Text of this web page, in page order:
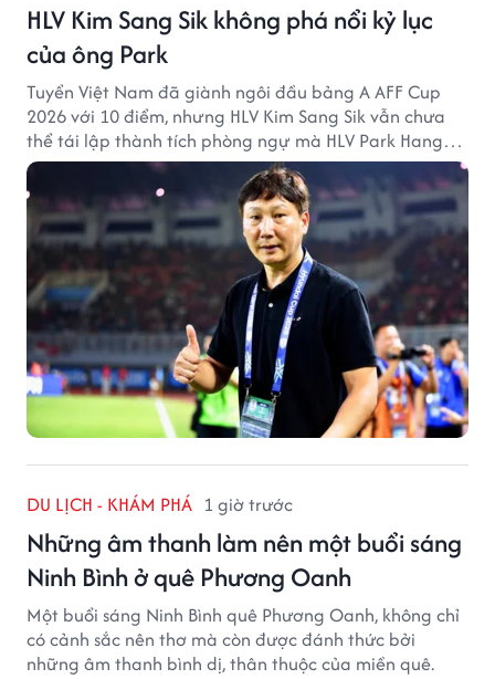
HLV Kim Sang Sik không phá nổi kỷ lục
của ông Park
Tuyển Việt Nam đã giành ngôi đầu bảng A AFF Cup
2026 với 10 điểm, nhưng HLV Kim Sang Sik vẫn chưa
thể tái lập thành tích phòng ngự mà HLV Park Hang
Seo từng tạo ra.
DU LỊCH - KHÁM PHÁ 1 giờ trước
Những âm thanh làm nên một buổi sáng
Ninh Bình ở quê Phương Oanh
Một buổi sáng Ninh Bình quê Phương Oanh, không chỉ
có cảnh sắc nên thơ mà còn được đánh thức bởi
những âm thanh bình dị, thân thuộc của miền quê.